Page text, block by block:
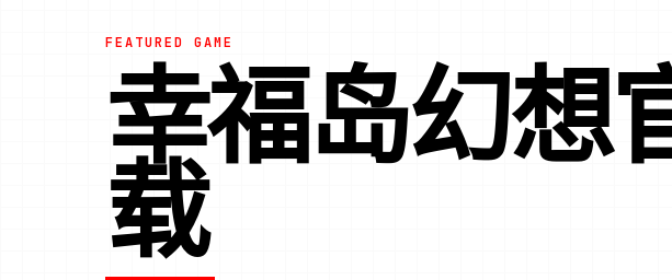
FEATURED GAME
幸福岛幻想
载